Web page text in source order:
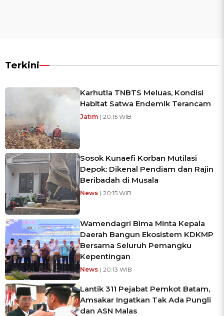
Terkini
Karhutla TNBTS Meluas, Kondisi
Habitat Satwa Endemik Terancam
Jatim | 20:15 WIB
Sosok Kunaefi Korban Mutilasi
Depok: Dikenal Pendiam dan Rajin
Beribadah di Musala
News | 20:15 WIB
Wamendagri Bima Minta Kepala
Daerah Bangun Ekosistem KDKMP
Bersama Seluruh Pemangku
Kepentingan
News | 20:13 WIB
Lantik 311 Pejabat Pemkot Batam,
Amsakar Ingatkan Tak Ada Pungli
dan ASN Malas